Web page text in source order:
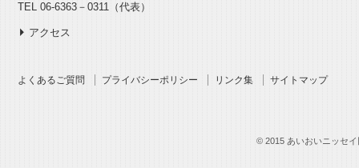
TEL 06-6363－0311（代表）
アクセス
よくあるご質問 プライバシーポリシー リンク集 サイトマップ
© 2015 あいおいニッセ